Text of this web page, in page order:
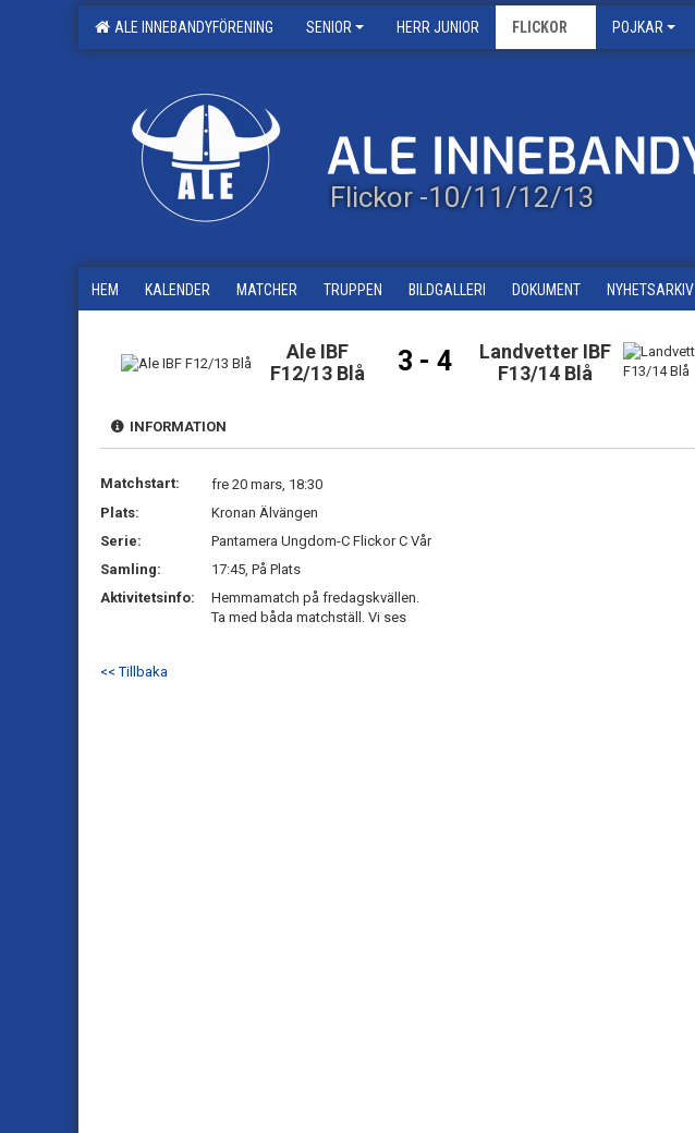
ALE INNEBANDYFÖRENING SENIOR HERR JUNIOR FLICKOR POJKAR
Flickor -10/11/12/13
HEM KALENDER MATCHER TRUPPEN BILDGALLERI DOKUMENT NYHETSARKIV
Ale IBF
F12/13 Blå
3 - 4
Landvetter IBF
F13/14 Blå
INFORMATION
Matchstart:
fre 20 mars, 18:30
Plats:
Kronan Älvängen
Serie:
Pantamera Ungdom-C Flickor C Vår
Samling:
17:45, På Plats
Aktivitetsinfo:
Hemmamatch på fredagskvällen.
Ta med båda matchställ. Vi ses
<< Tillbaka